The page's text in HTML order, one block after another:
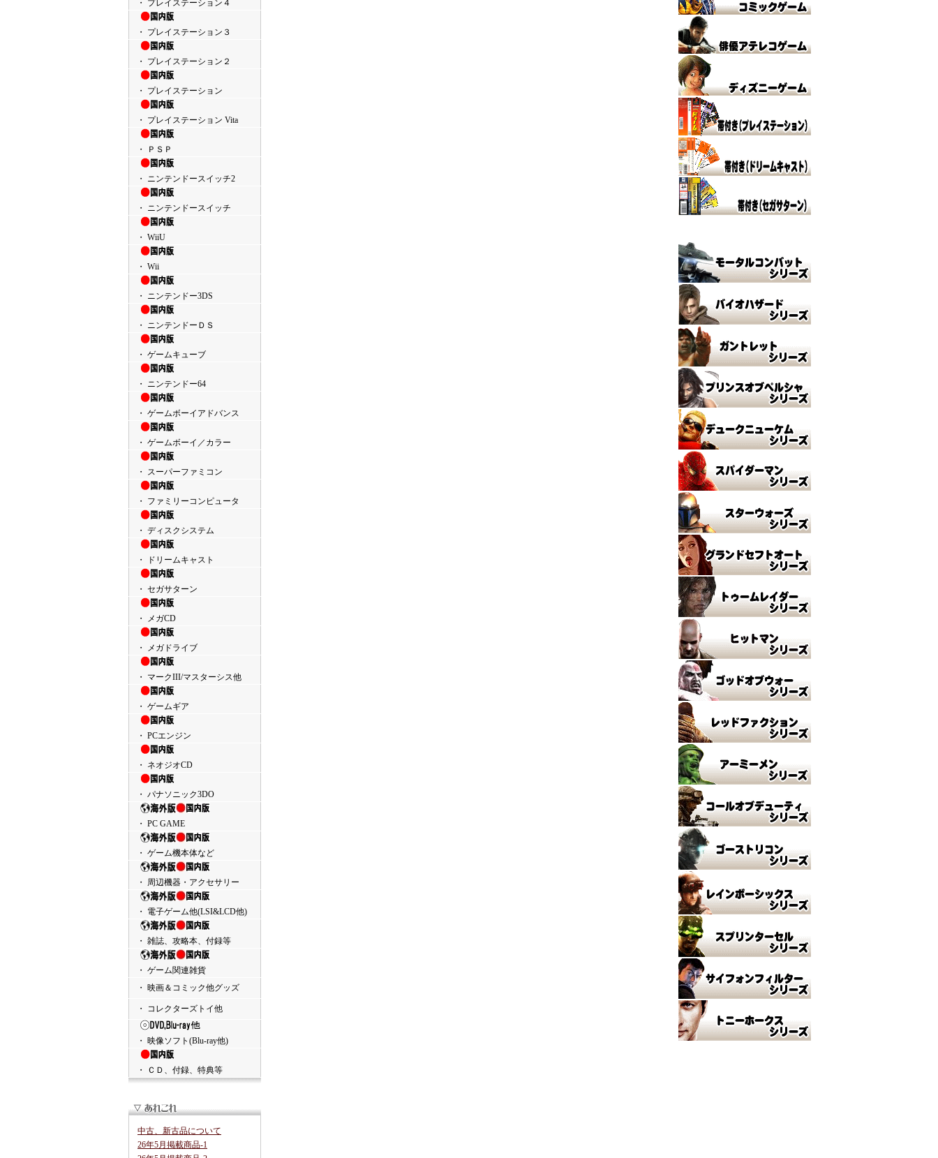
・ プレイステーション４
・ プレイステーション３
・ プレイステーション２
・ プレイステーション
・ プレイステーション Vita
・ ＰＳＰ
・ ニンテンドースイッチ2
・ ニンテンドースイッチ
・ WiiU
・ Wii
・ ニンテンドー3DS
・ ニンテンドーＤＳ
・ ゲームキューブ
・ ニンテンドー64
・ ゲームボーイアドバンス
・ ゲームボーイ／カラー
・ スーパーファミコン
・ ファミリーコンピュータ
・ ディスクシステム
・ ドリームキャスト
・ セガサターン
・ メガCD
・ メガドライブ
・ マークIII/マスターシス他
・ ゲームギア
・ PCエンジン
・ ネオジオCD
・ パナソニック3DO
・ PC GAME
・ ゲーム機本体など
・ 周辺機器・アクセサリー
・ 電子ゲーム他(LSI&LCD他)
・ 雑誌、攻略本、付録等
・ ゲーム関連雑貨
・ 映画＆コミック他グッズ
・ コレクターズトイ他
・ 映像ソフト(Blu-ray他)
・ ＣＤ、付録、特典等
中古、新古品について
26年5月掲載商品-1